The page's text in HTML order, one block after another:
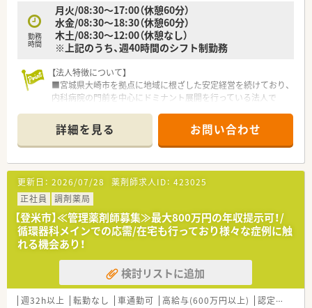
勤務
時間
月火/08:30～17:00（休憩60分）
水金/08:30～18:30（休憩60分）
木土/08:30～12:00（休憩なし）
※上記のうち、週40時間のシフト制勤務
【法人特徴について】
■宮城県大崎市を拠点に地域に根ざした安定経営を続けており、
内科病院の門前を中心にドミナント展開を行っている法人で
■外部コンサルタント制度を積極的に導入することで、組織の透
明性を高めながら健全な薬局運営を継続している点が特徴で
す。
■社員一人ひとりが薬剤師として成長できるよう、研修や勉強会
への費用補助など学習支援に非常に力を注いでいる企業様で
す。
【店舗情報と応需状況について】
■JR東北本線の新田駅から車で12分ほどの距離に位置してお
り、内科や消化器科を中心に1日90枚から150枚を応需します。
■近隣にある医院より、内科や皮膚科、外科、耳鼻科、漢方内科な
ど非常に幅広い科目の処方箋を受け付けています。
■現在は男性2名と入れ替わりスタッフが在籍しており、事務ス
タッフも6名体制と厚いため業務に集中できる環境が整っていま
す。
詳細を見る お問い合わせ
更新日： 2026/07/28 薬剤師求人ID： 423025
正社員
調剤薬局
【登米市】≪管理薬剤師募集≫最大800万円の年収提示可！/
循環器科メインでの応需/在宅も行っており様々な症例に触
れる機会あり！
検討リストに追加
週32h以上 転勤なし 車通勤可 高給与(600万円以上) 認定薬剤師取得支援あり